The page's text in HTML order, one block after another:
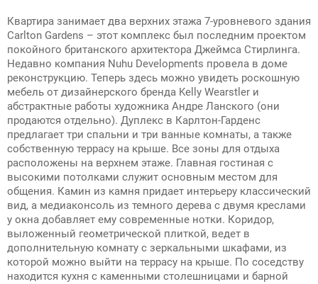
Квартира занимает два верхних этажа 7-уровневого здания
Carlton Gardens – этот комплекс был последним проектом
покойного британского архитектора Джеймса Стирлинга.
Недавно компания Nuhu Developments провела в доме
реконструкцию. Теперь здесь можно увидеть роскошную
мебель от дизайнерского бренда Kelly Wearstler и
абстрактные работы художника Андре Ланского (они
продаются отдельно). Дуплекс в Карлтон-Гарденс
предлагает три спальни и три ванные комнаты, а также
собственную террасу на крыше. Все зоны для отдыха
расположены на верхнем этаже. Главная гостиная с
высокими потолками служит основным местом для
общения. Камин из камня придает интерьеру классический
вид, а медиаконсоль из темного дерева с двумя креслами
у окна добавляет ему современные нотки. Коридор,
выложенный геометрической плиткой, ведет в
дополнительную комнату с зеркальными шкафами, из
которой можно выйти на террасу на крыше. По соседству
находится кухня с каменными столешницами и барной